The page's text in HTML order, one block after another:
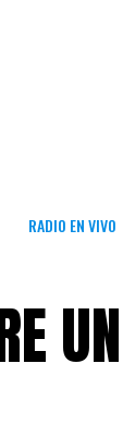
RADIO EN VIVO
UN